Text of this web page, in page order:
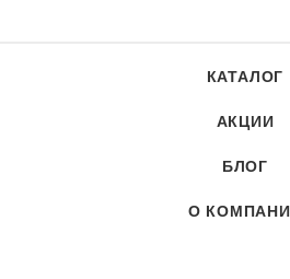
КАТАЛОГ
АКЦИИ
БЛОГ
О